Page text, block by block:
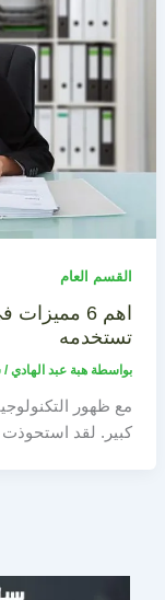
القسم العام
اهم 6
تستخدمه
بواسطة هبة عبد الهادي/
مع ظهور
كبير. لقد استحوذت